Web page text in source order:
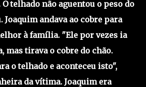
O telhado não aguentou o peso do
Joaquim andava ao cobre para
à família. "Ele por vezes ia
mas tirava o cobre do chão.
o telhado e aconteceu isto",
da vítima. Joaquim era